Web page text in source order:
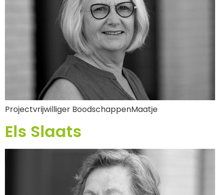
Projectvrijwilliger BoodschappenMaatje
Els Slaats